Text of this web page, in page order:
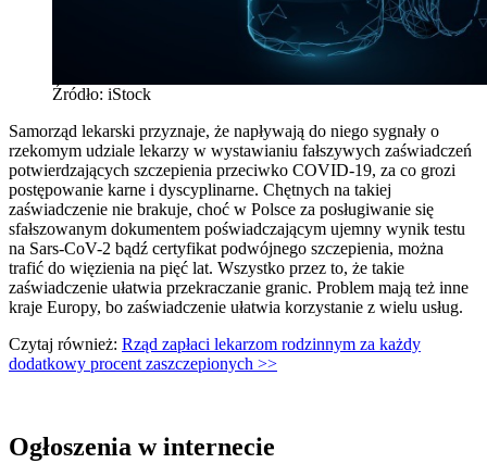
Źródło: iStock
Samorząd lekarski przyznaje, że napływają do niego sygnały o
rzekomym udziale lekarzy w wystawianiu fałszywych zaświadczeń
potwierdzających szczepienia przeciwko COVID-19, za co grozi
postępowanie karne i dyscyplinarne. Chętnych na takiej
zaświadczenie nie brakuje, choć w Polsce za posługiwanie się
sfałszowanym dokumentem poświadczającym ujemny wynik testu
na Sars-CoV-2 bądź certyfikat podwójnego szczepienia, można
trafić do więzienia na pięć lat. Wszystko przez to, że takie
zaświadczenie ułatwia przekraczanie granic. Problem mają też inne
kraje Europy, bo zaświadczenie ułatwia korzystanie z wielu usług.
Czytaj również: Rząd zapłaci lekarzom rodzinnym za każdy
dodatkowy procent zaszczepionych >>
Ogłoszenia w internecie